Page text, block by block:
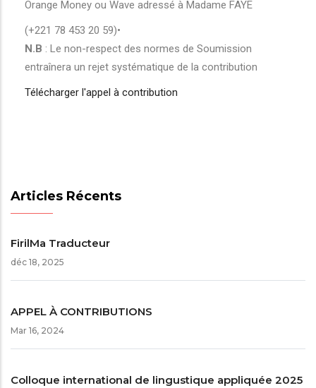
Orange Money ou Wave adressé à Madame FAYE
(+221 78 453 20 59)•
N.B : Le non-respect des normes de Soumission
entraînera un rejet systématique de la contribution
Télécharger l'appel à contribution
Articles Récents
FirilMa Traducteur
déc 18, 2025
APPEL À CONTRIBUTIONS
Mar 16, 2024
Colloque international de lingustique appliquée 2025